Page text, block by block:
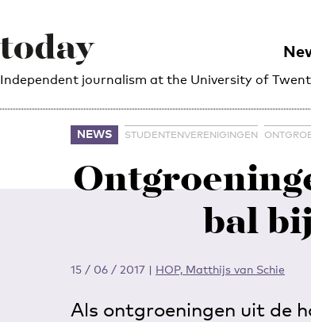
Independent journalism at the University of
NEWS STUDENTENVERENIGINGEN
bal
15 / 06 / 2017 | HOP, Matthijs van Schie
Als ontgroeningen uit de